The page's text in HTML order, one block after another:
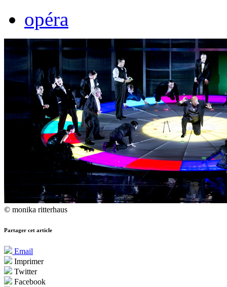
opéra
© monika ritterhaus
Partager cet article
Email
Imprimer
Twitter
Facebook